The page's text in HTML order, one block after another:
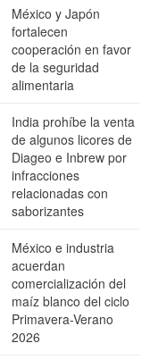
México y Japón
fortalecen
cooperación en favor
de la seguridad
alimentaria
India prohíbe la venta
de algunos licores de
Diageo e Inbrew por
infracciones
relacionadas con
saborizantes
México e industria
acuerdan
comercialización del
maíz blanco del ciclo
Primavera-Verano
2026